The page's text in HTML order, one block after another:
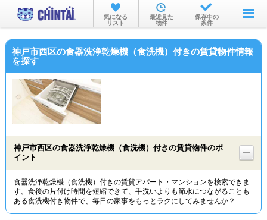
お部屋を探す
沿線・駅から
不動産会社から
気になる
リスト
最近見た
物件
保存中の
条件
神戸市西区の食器洗浄乾燥機（食洗機）付きの賃貸物件情報
を探す
神戸市西区の食器洗浄乾燥機（食洗機）付きの賃貸物件のポ
イント
食器洗浄乾燥機（食洗機）付きの賃貸アパート・マンションを検索できま
す。食後の片付け時間を短縮できて、手洗いよりも節水につながることも
ある食洗機付き物件で、毎日の家事をもっとラクにしてみませんか？